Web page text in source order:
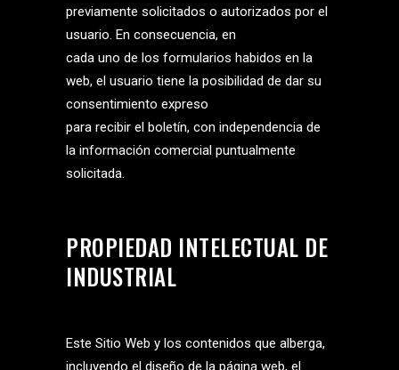
previamente solicitados o autorizados por el
usuario. En consecuencia, en
cada uno de los formularios habidos en la
web, el usuario tiene la posibilidad de dar su
consentimiento expreso
para recibir el boletín, con independencia de
la información comercial puntualmente
solicitada.
PROPIEDAD INTELECTUAL DE
INDUSTRIAL
Este Sitio Web y los contenidos que alberga,
incluyendo el diseño de la página web, el